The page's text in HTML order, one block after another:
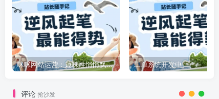
咪咪网站运营：趣味性悄悄飘起的成功风头 工单系统开发中
评论 抢沙发